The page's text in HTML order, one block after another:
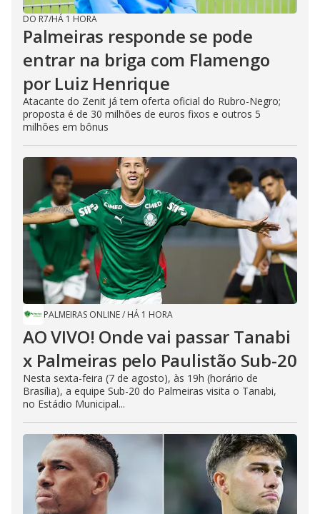
DO R7/HÁ 1 HORA
Palmeiras responde se pode
entrar na briga com Flamengo
por Luiz Henrique
Atacante do Zenit já tem oferta oficial do Rubro-Negro;
proposta é de 30 milhões de euros fixos e outros 5
milhões em bônus
PALMEIRAS ONLINE/ HÁ 1 HORA
AO VIVO! Onde vai passar Tanabi
x Palmeiras pelo Paulistão Sub-20
Nesta sexta-feira (7 de agosto), às 19h (horário de
Brasília), a equipe Sub-20 do Palmeiras visita o Tanabi,
no Estádio Municipal...